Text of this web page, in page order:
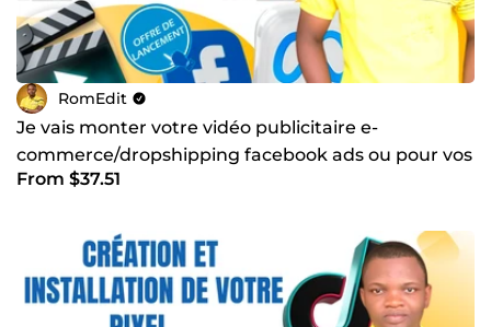
RomEdit
Je vais monter votre vidéo publicitaire e-
commerce/dropshipping facebook ads ou pour vos
réseaux sociaux
From $37.51